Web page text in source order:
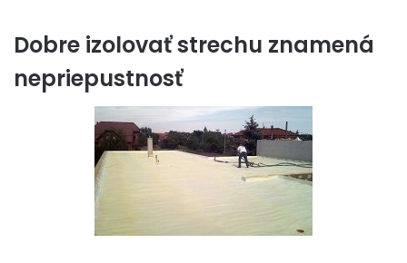
Dobre izolovať strechu znamená
nepriepustnosť